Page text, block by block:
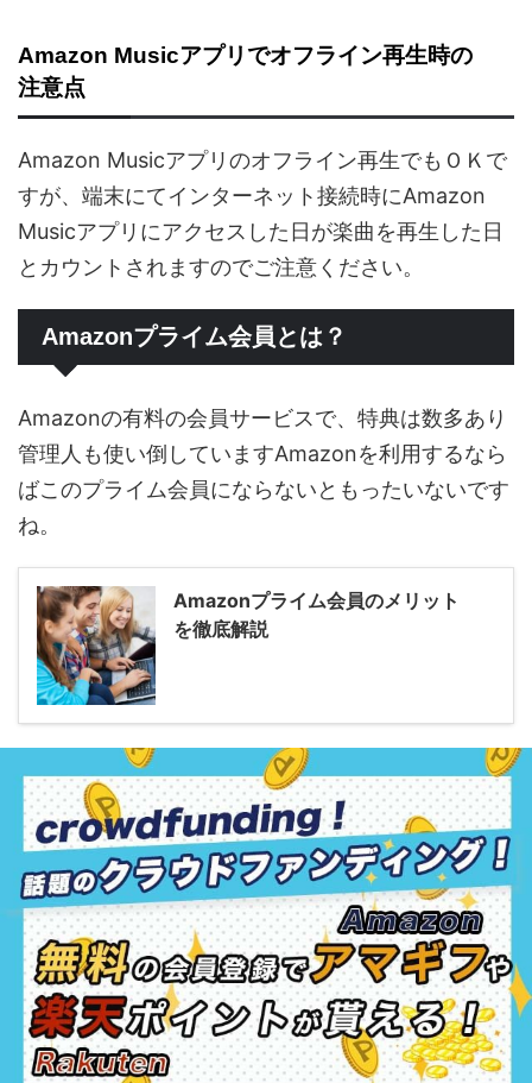
Amazon Musicアプリでオフライン再生時の
注意点
Amazon Musicアプリのオフライン再生でもＯＫで
すが、端末にてインターネット接続時にAmazon
Musicアプリにアクセスした日が楽曲を再生した日
とカウントされますのでご注意ください。
Amazonプライム会員とは？
Amazonの有料の会員サービスで、特典は数多あり
管理人も使い倒していますAmazonを利用するなら
ばこのプライム会員にならないともったいないです
ね。
Amazonプライム会員のメリット
を徹底解説